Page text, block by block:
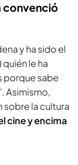
convenció
y ha sido el
le ha
porque sabe
Asimismo,
sobre la cultura
cine y encima